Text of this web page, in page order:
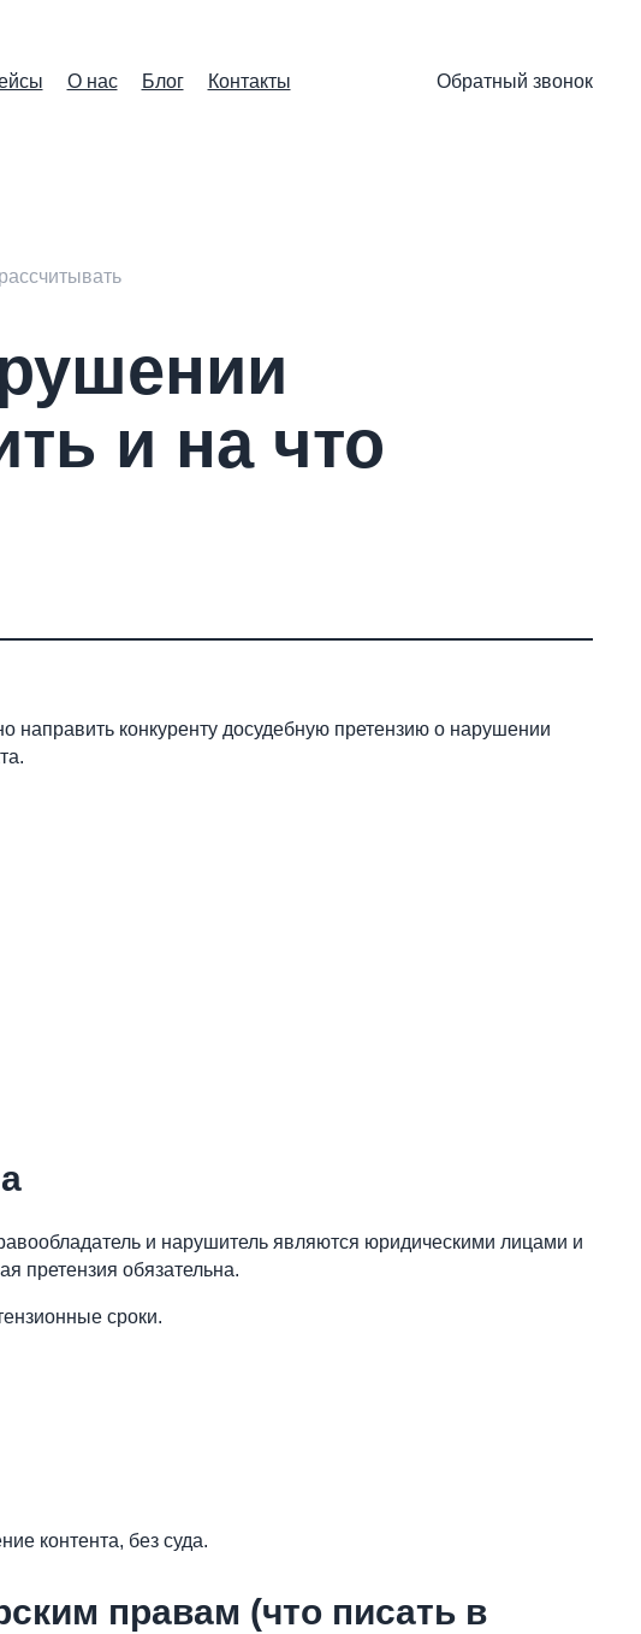
О нас Блог Контакты Обратный звонок
и на что
конкуренту досудебную претензию о нарушении
и нарушитель являются юридическими лицами и
претензия обязательна.
сроки.
контента, без суда.
правам (что писать в